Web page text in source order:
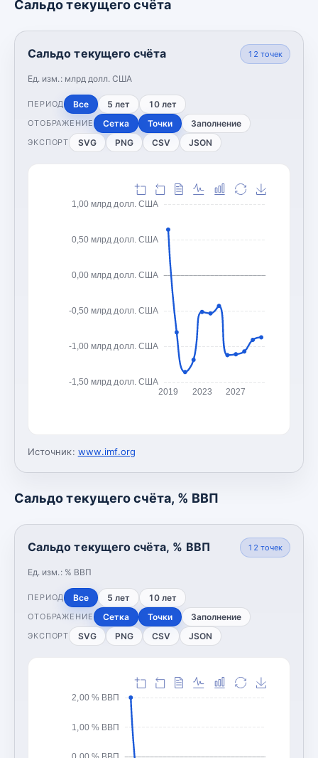
Сальдо текущего счёта
Сальдо текущего счёта
Ед. изм.: млрд долл. США
12 точек
ПЕРИОД Все 5 лет 10 лет
ОТОБРАЖЕНИЕ Сетка Точки Заполнение
ЭКСПОРТ SVG PNG CSV JSON
-1,50 млрд долл. США
-1,00 млрд долл. США
-0,50 млрд долл. США
0,00 млрд долл. США
0,50 млрд долл. США
1,00 млрд долл. США
2019 2023 2027
Источник: www.imf.org
Сальдо текущего счёта, % ВВП
Сальдо текущего счёта, % ВВП
Ед. изм.: % ВВП
12 точек
ПЕРИОД Все 5 лет 10 лет
ОТОБРАЖЕНИЕ Сетка Точки Заполнение
ЭКСПОРТ SVG PNG CSV JSON
1,00 % ВВП
2,00 % ВВП